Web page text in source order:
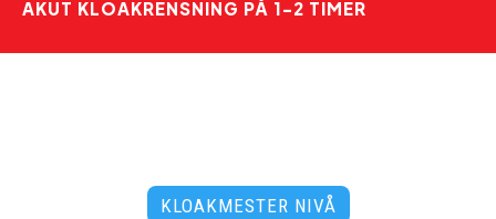
AKUT KLOAKRENSNING PÅ 1-2 TIMER
KLOAKMESTER NIVÅ